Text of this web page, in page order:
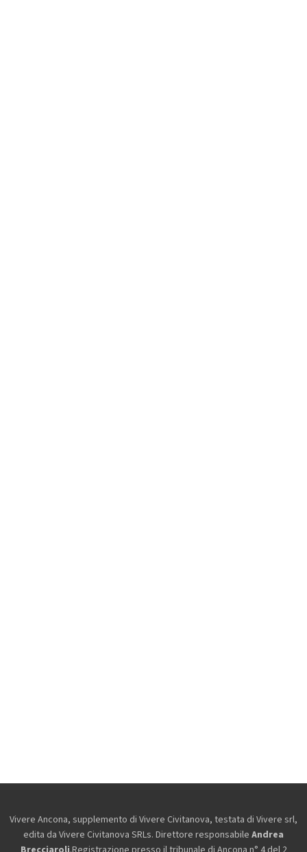
Vivere Ancona, supplemento di Vivere Civitanova, testata di Vivere srl,
edita da Vivere Civitanova SRLs. Direttore responsabile Andrea